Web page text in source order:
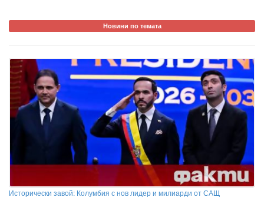
Новини по темата
Исторически завой: Колумбия с нов лидер и милиарди от САЩ